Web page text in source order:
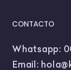
CONTACTO
Whatsapp:
Email: